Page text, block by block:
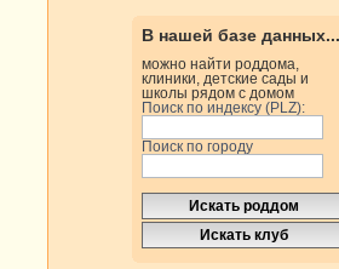
В нашей базе данных...
можно найти роддома,
клиники, детские сады и
школы рядом с домом
Поиск по индексу (PLZ):
Поиск по городу